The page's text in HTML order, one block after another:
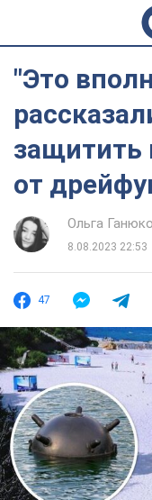
"Это
от
Ольга
8.08.2023 22:53
47